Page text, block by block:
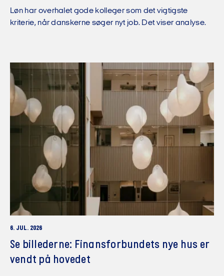
Løn har overhalet gode kolleger som det vigtigste
kriterie, når danskerne søger nyt job. Det viser analyse.
6. JUL. 2026
Se billederne: Finansforbundets nye hus er
vendt på hovedet